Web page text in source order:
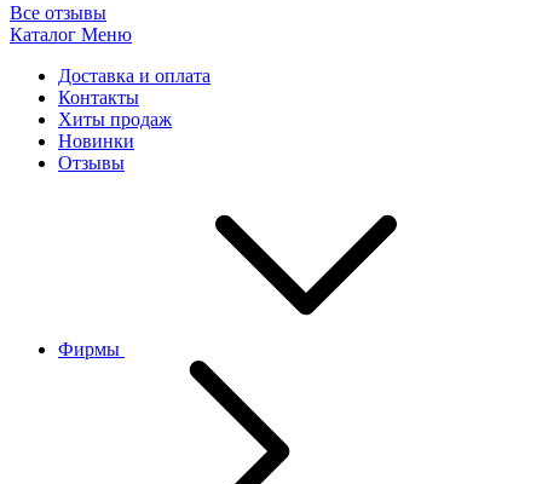
Все отзывы
Каталог Меню
Доставка и оплата
Контакты
Хиты продаж
Новинки
Отзывы
Фирмы